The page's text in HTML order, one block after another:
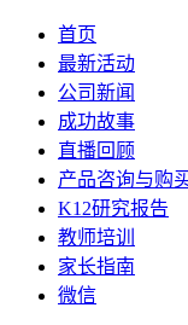
首页
最新活动
公司新闻
成功故事
直播回顾
产品咨询与购
K12研究报告
教师培训
家长指南
微信